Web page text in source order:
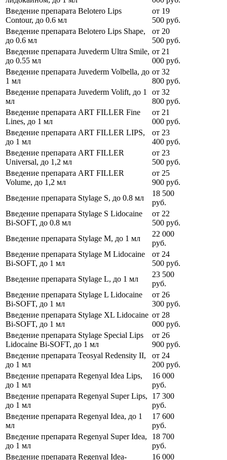
Введение препарата Belotero Lips
Contour, до 0.6 мл
от 19
500 руб.
Введение препарата Belotero Lips Shape,
до 0.6 мл
от 20
500 руб.
Введение препарата Juvederm Ultra Smile,
до 0.55 мл
от 21
000 руб.
Введение препарата Juvederm Volbella, до
1 мл
от 32
800 руб.
Введение препарата Juvederm Volift, до 1
мл
от 32
800 руб.
Введение препарата ART FILLER Fine
Lines, до 1 мл
от 21
000 руб.
Введение препарата ART FILLER LIPS,
до 1 мл
от 23
400 руб.
Введение препарата ART FILLER
Universal, до 1,2 мл
от 23
500 руб.
Введение препарата ART FILLER
Volume, до 1,2 мл
от 25
900 руб.
Введение препарата Stylage S, до 0.8 мл
18 500
руб.
Введение препарата Stylage S Lidocaine
Bi-SOFT, до 0.8 мл
от 22
500 руб.
Введение препарата Stylage M, до 1 мл
22 000
руб.
Введение препарата Stylage M Lidocaine
Bi-SOFT, до 1 мл
от 24
500 руб.
Введение препарата Stylage L, до 1 мл
23 500
руб.
Введение препарата Stylage L Lidocaine
Bi-SOFT, до 1 мл
от 26
300 руб.
Введение препарата Stylage XL Lidocaine
Bi-SOFT, до 1 мл
от 28
000 руб.
Введение препарата Stylage Special Lips
Lidocaine Bi-SOFT, до 1 мл
от 26
900 руб.
Введение препарата Teosyal Redensity II,
до 1 мл
от 24
200 руб.
Введение препарата Regenyal Idea Lips,
до 1 мл
16 000
руб.
Введение препарата Regenyal Super Lips,
до 1 мл
17 300
руб.
Введение препарата Regenyal Idea, до 1
мл
17 600
руб.
Введение препарата Regenyal Super Idea,
до 1 мл
18 700
руб.
Введение препарата Regenyal Idea-
16 000